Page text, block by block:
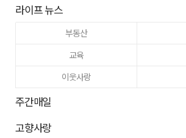
라이프 뉴스
부동산
교육
이웃사랑
주간매일
고향사랑